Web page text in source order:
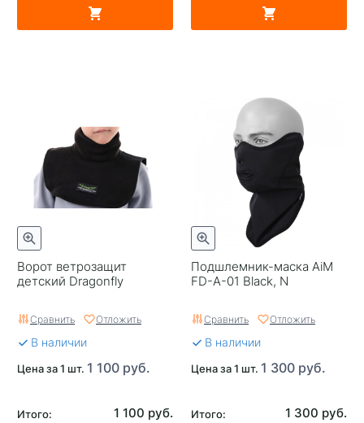
Ворот ветрозащит
детский Dragonfly
Сравнить Отложить
В наличии
Цена за 1 шт. 1 100 руб.
Итого: 1 100 руб.
Подшлемник-маска AiM
FD-A-01 Black, N
Сравнить Отложить
В наличии
Цена за 1 шт. 1 300 руб.
Итого: 1 300 руб.